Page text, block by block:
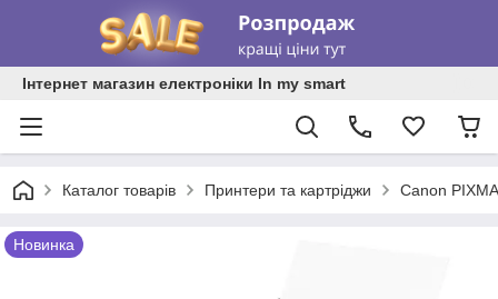
Інтернет магазин електроніки In my smart
Каталог товарів Принтери та картріджи Canon
Новинка